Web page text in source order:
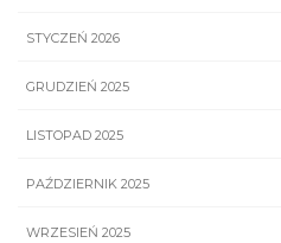
STYCZEŃ 2026
GRUDZIEŃ 2025
LISTOPAD 2025
PAŹDZIERNIK 2025
WRZESIEŃ 2025